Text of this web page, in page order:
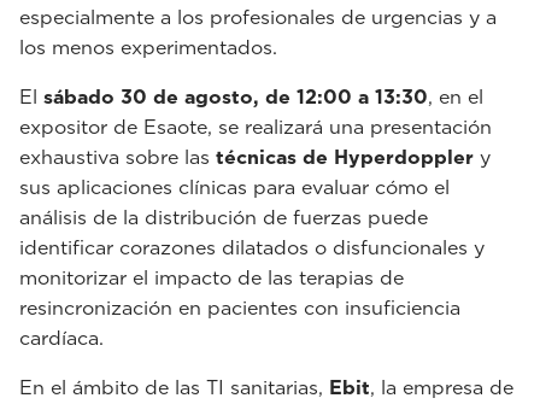
especialmente a los profesionales de urgencias y a
los menos experimentados.
El sábado 30 de agosto, de 12:00 a 13:30, en el
expositor de Esaote, se realizará una presentación
exhaustiva sobre las técnicas de Hyperdoppler y
sus aplicaciones clínicas para evaluar cómo el
análisis de la distribución de fuerzas puede
identificar corazones dilatados o disfuncionales y
monitorizar el impacto de las terapias de
resincronización en pacientes con insuficiencia
cardíaca.
En el ámbito de las TI sanitarias, Ebit, la empresa de